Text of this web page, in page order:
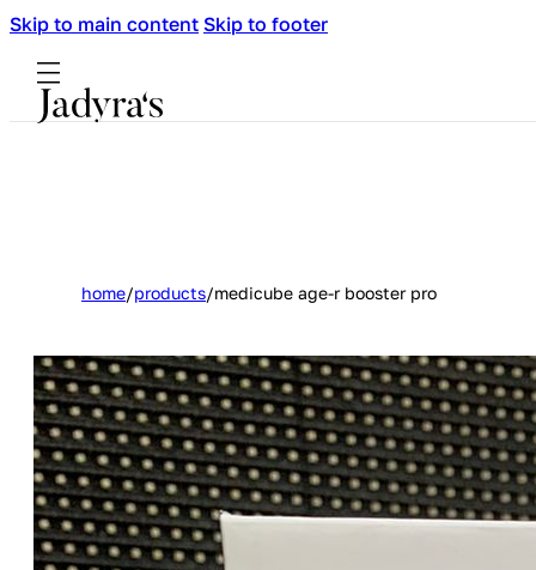
Skip to main content Skip to footer
home/products/medicube age-r booster pro